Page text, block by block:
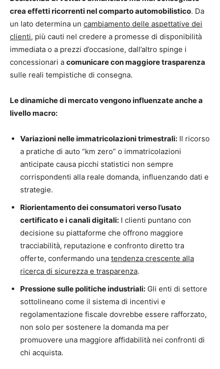
crea effetti ricorrenti nel comparto automobilistico. Da
un lato determina un cambiamento delle aspettative dei
clienti, più cauti nel credere a promesse di disponibilità
immediata o a prezzi d’occasione, dall’altro spinge i
concessionari a comunicare con maggiore trasparenza
sulle reali tempistiche di consegna.
Le dinamiche di mercato vengono influenzate anche a
livello macro:
Variazioni nelle immatricolazioni trimestrali: Il ricorso
a pratiche di auto “km zero” o immatricolazioni
anticipate causa picchi statistici non sempre
corrispondenti alla reale domanda, influenzando dati e
strategie.
Riorientamento dei consumatori verso l’usato
certificato e i canali digitali: I clienti puntano con
decisione su piattaforme che offrono maggiore
tracciabilità, reputazione e confronto diretto tra
offerte, confermando una tendenza crescente alla
ricerca di sicurezza e trasparenza.
Pressione sulle politiche industriali: Gli enti di settore
sottolineano come il sistema di incentivi e
regolamentazione fiscale dovrebbe essere rafforzato,
non solo per sostenere la domanda ma per
promuovere una maggiore affidabilità nei confronti di
chi acquista.